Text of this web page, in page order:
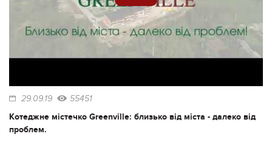
29.09.19 55451
Котеджне містечко Greenville: близько від міста - далеко від
проблем.